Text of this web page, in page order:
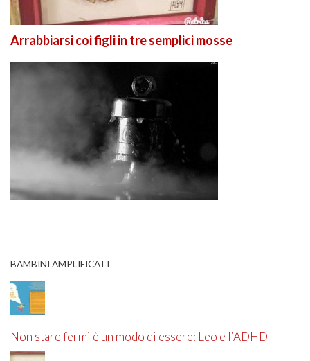
Arrabbiarsi coi figli in tre semplici mosse
BAMBINI AMPLIFICATI
Non stare fermi è un modo di essere: Leo e l’ADHD